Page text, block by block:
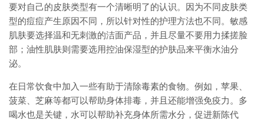
要对自己的皮肤类型有一个清晰明了的认识。因为不同皮肤类
型的痘痘产生原因不同，所以针对性的护理方法也不同。敏感
肌肤要选择温和无刺激的洁面产品，并且尽量不要用力揉搓脸
部；油性肌肤则需要选用控油保湿型的护肤品来平衡水油分
泌。
在日常饮食中加入一些有助于清除毒素的食物。例如，苹果、
菠菜、芝麻等都可以帮助身体排毒，并且还能增强免疫力。多
喝水也是关键，水可以帮助补充身体所需水分，促进新陈代